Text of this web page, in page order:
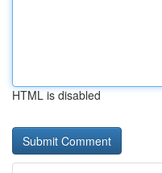
HTML is disabled